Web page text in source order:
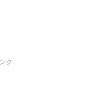
ク